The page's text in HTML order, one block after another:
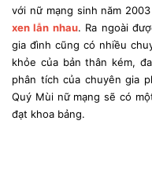
với nữ mạng sinh năm
xen lẫn nhau. Ra ngoài
gia đình cũng có nhiều
khỏe của bản thân kém,
phân tích của chuyên gia
Quý Mùi nữ mạng sẽ có
đạt khoa bảng.